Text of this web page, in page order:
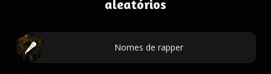
aleatórios
Nomes de rapper